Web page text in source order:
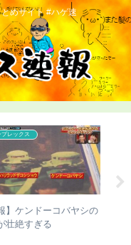
めサイト #ハゲ速
プレックス
】ケンドーコバヤシの
壮絶すぎる